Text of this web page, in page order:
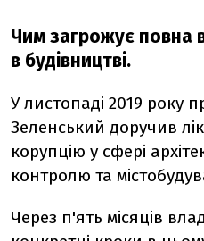
Чим загрожує повна
в будівництві.
У листопаді 2019 року
Зеленський доручив
корупцію у сфері
контролю та
Через п'ять місяців